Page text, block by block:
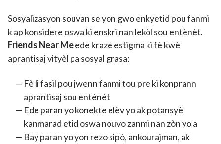
Sosyalizasyon souvan se yon gwo enkyetid pou fanmi
k ap konsidere oswa ki enskri nan lekòl sou entènèt.
Friends Near Meede kraze estigma ki fè kwè
aprantisaj vityèl pa sosyal grasa:
Fè li fasil pou jwenn fanmi tou pre ki konprann
aprantisaj sou entènèt
Ede paran yo konekte elèv yo ak potansyèl
kanmarad etid oswa nouvo zanmi nan zòn yo a
Bay paran yo yon rezo sipò, ankourajman, ak